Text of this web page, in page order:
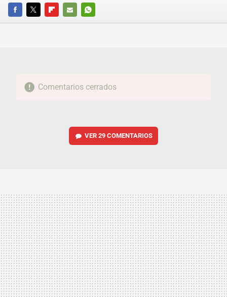
FACEBOOKTWITTERFLIPBOARD
E-
WHATSAPP
Comentarios cerrados
VER 29 COMENTARIOS